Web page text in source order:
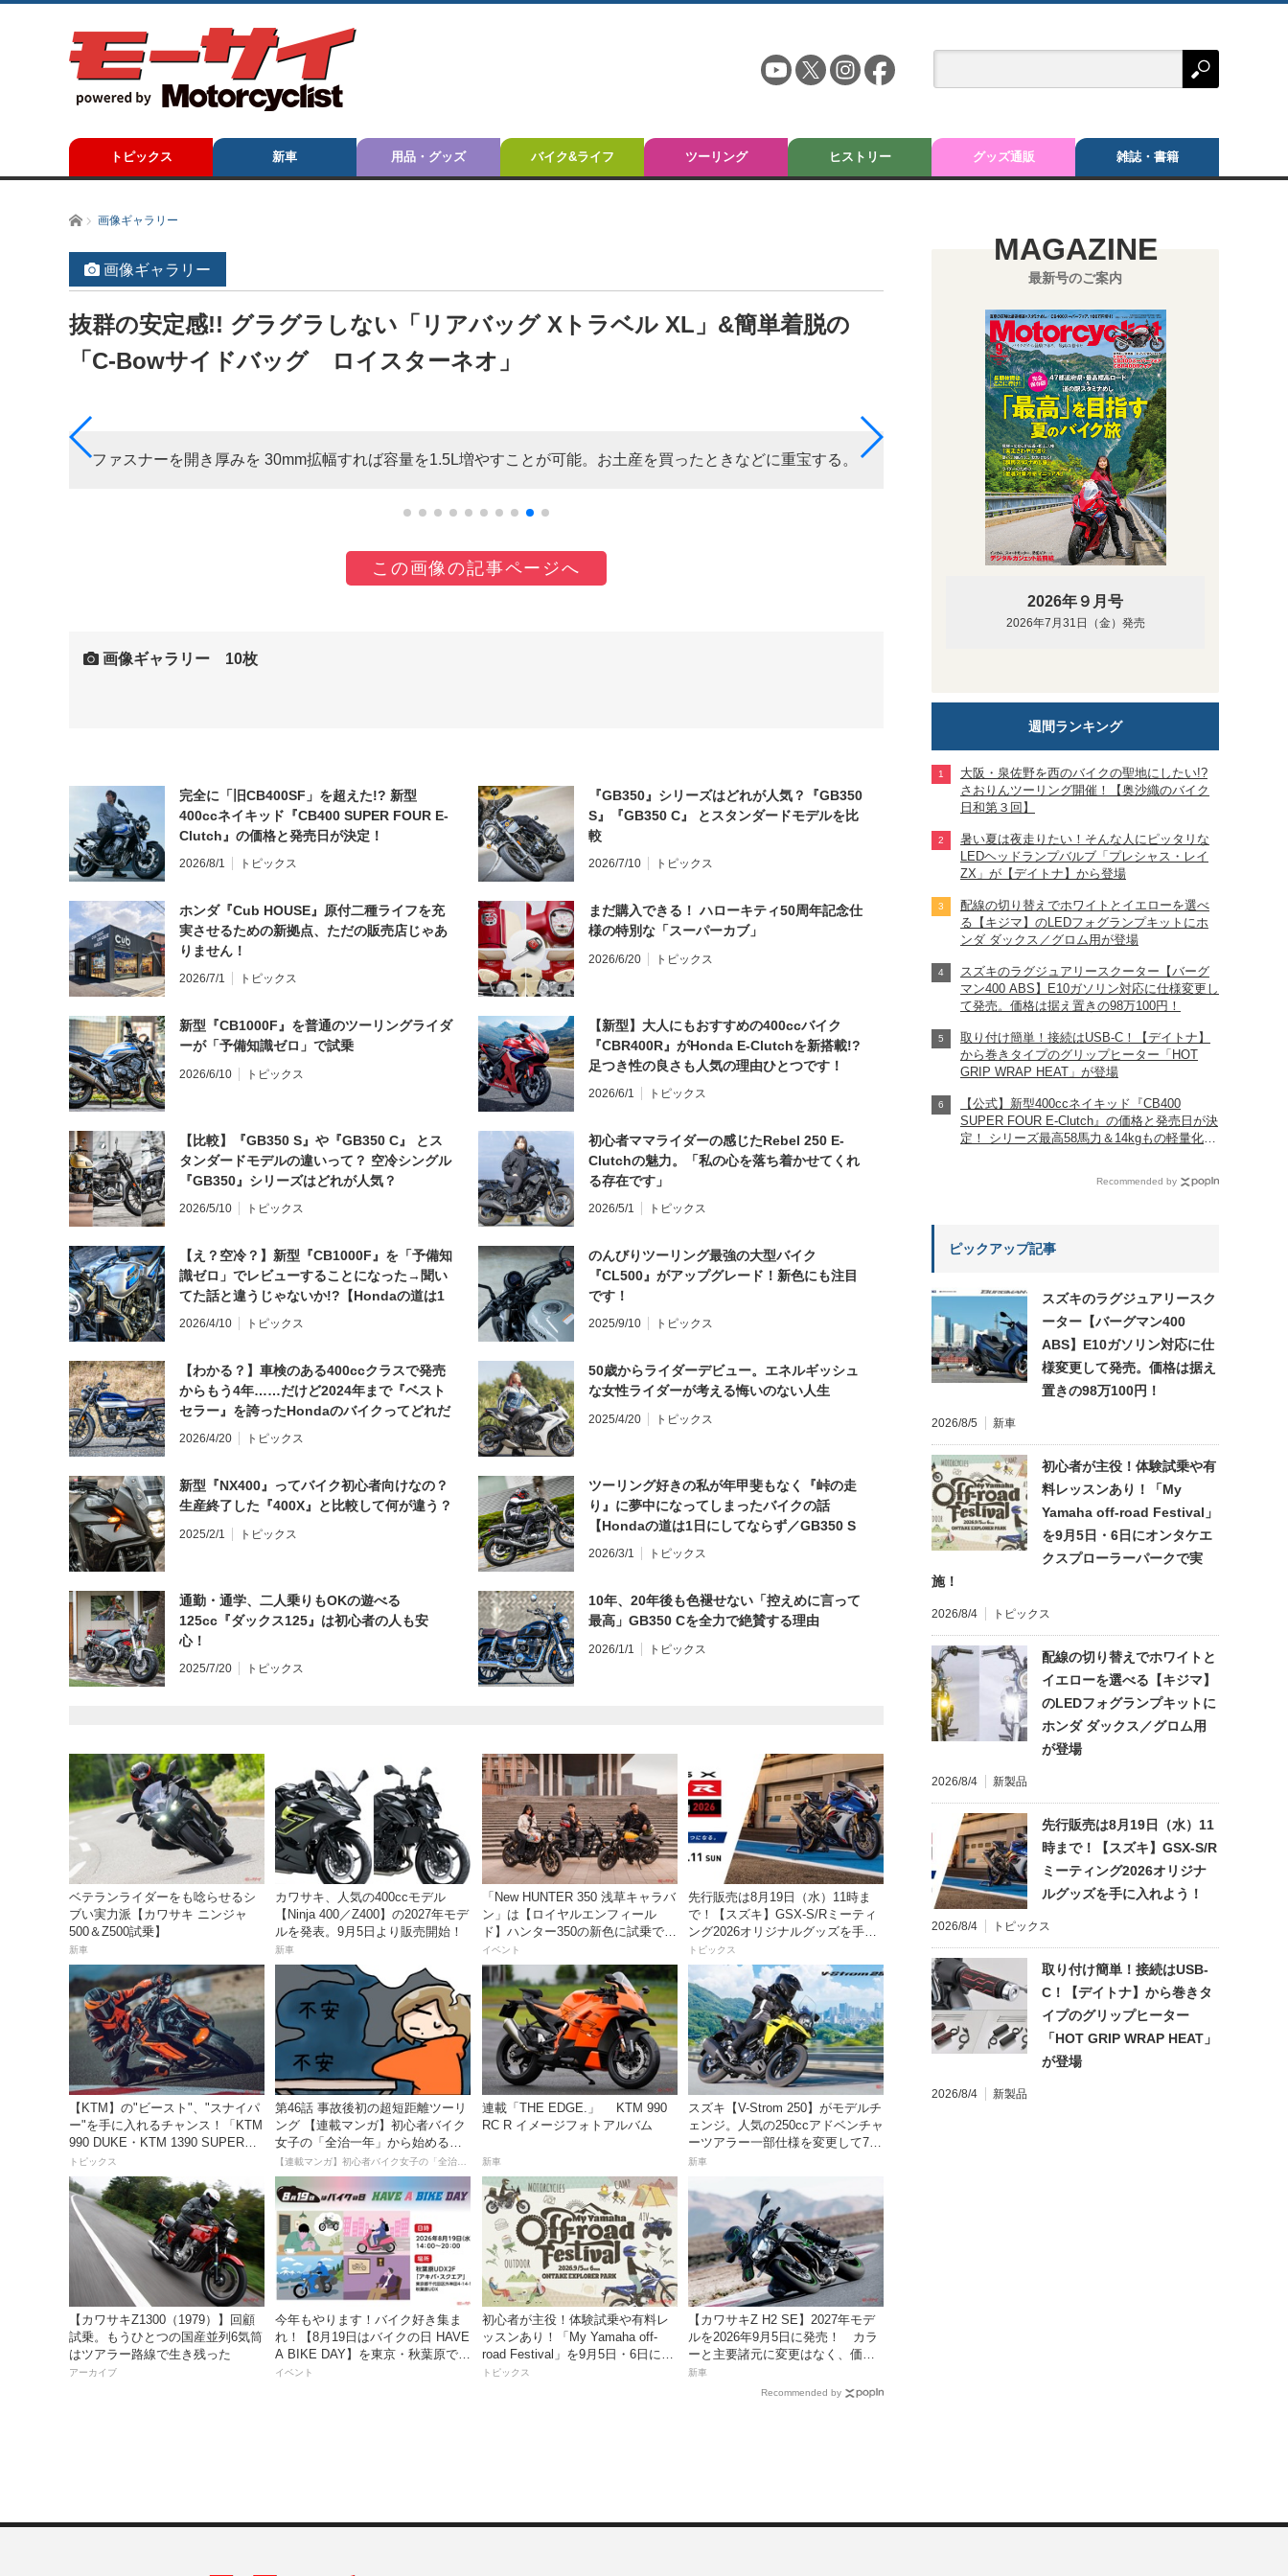
トピックス 新車 用品・グッズ バイク&ライフ ツーリング ヒストリー グッズ通販 雑誌・書籍
ホーム画像ギャラリー
画像ギャラリー
抜群の安定感!! グラグラしない「リアバッグ Xトラベル XL」&簡単着脱の
「C-Bowサイドバッグ ロイスターネオ」
ファスナーを開き厚みを 30mm拡幅すれば容量を1.5L増やすことが可能。お土産を買ったときなどに重宝する。
こちらもリアバッグ Xトラベル XL同様ロールトップ
で荷物の出し入れもしやすい。
この画像の記事ページへ
画像ギャラリー 10枚
完全に「旧CB400SF」を超えた!? 新型
400ccネイキッド『CB400 SUPER FOUR E-
Clutch』の価格と発売日が決定！
2026/8/1 トピックス
『GB350』シリーズはどれが人気？『GB350
S』『GB350 C』 とスタンダードモデルを比
較
2026/7/10 トピックス
ホンダ『Cub HOUSE』原付二種ライフを充
実させるための新拠点、ただの販売店じゃあ
りません！
2026/7/1 トピックス
まだ購入できる！ ハローキティ50周年記念仕
様の特別な「スーパーカブ」
2026/6/20 トピックス
新型『CB1000F』を普通のツーリングライダ
ーが「予備知識ゼロ」で試乗
2026/6/10 トピックス
【新型】大人にもおすすめの400ccバイク
『CBR400R』がHonda E-Clutchを新搭載!?
足つき性の良さも人気の理由ひとつです！
2026/6/1 トピックス
【比較】『GB350 S』や『GB350 C』 とス
タンダードモデルの違いって？ 空冷シングル
『GB350』シリーズはどれが人気？
2026/5/10 トピックス
初心者ママライダーの感じたRebel 250 E-
Clutchの魅力。「私の心を落ち着かせてくれ
る存在です」
2026/5/1 トピックス
【え？空冷？】新型『CB1000F』を「予備知
識ゼロ」でレビューすることになった→聞い
てた話と違うじゃないか!?【Hondaの道は1
日にしてならず／CB1000F ①第一印象 編】
2026/4/10 トピックス
のんびりツーリング最強の大型バイク
『CL500』がアップグレード！新色にも注目
です！
2025/9/10 トピックス
【わかる？】車検のある400ccクラスで発売
からもう4年……だけど2024年まで『ベスト
セラー』を誇ったHondaのバイクってどれだ
と思う？
2026/4/20 トピックス
50歳からライダーデビュー。エネルギッシュ
な女性ライダーが考える悔いのない人生
2025/4/20 トピックス
新型『NX400』ってバイク初心者向けなの？
生産終了した『400X』と比較して何が違う？
2025/2/1 トピックス
ツーリング好きの私が年甲斐もなく『峠の走
り』に夢中になってしまったバイクの話
【Hondaの道は1日にしてならず／GB350 S
インプレ・レビュー 前編】
2026/3/1 トピックス
通勤・通学、二人乗りもOKの遊べる
125cc『ダックス125』は初心者の人も安
心！
2025/7/20 トピックス
10年、20年後も色褪せない「控えめに言って
最高」GB350 Cを全力で絶賛する理由
2026/1/1 トピックス
ベテランライダーをも唸らせるシ
ブい実力派【カワサキ ニンジャ
500＆Z500試乗】
新車
カワサキ、人気の400ccモデル
【Ninja 400／Z400】の2027年モデ
ルを発表。9月5日より販売開始！
新車
「New HUNTER 350 浅草キャラバ
ン」は【ロイヤルエンフィール
ド】ハンター350の新色に試乗でき
るチャンス！
イベント
先行販売は8月19日（水）11時ま
で！【スズキ】GSX-S/Rミーティ
ング2026オリジナルグッズを手に
入れよう！
トピックス
【KTM】の"ビースト"、"スナイパ
ー"を手に入れるチャンス！「KTM
990 DUKE・KTM 1390 SUPER
DUKE R EVO 購入サポートキャン
ペーン」
トピックス
第46話 事故後初の超短距離ツーリ
ング 【連載マンガ】初心者バイク
女子の「全治一年」から始める起
死回生日記
連載「THE EDGE.」 KTM 990
RC R イメージフォトアルバム
新車
スズキ【V-Strom 250】がモデルチ
ェンジ。人気の250ccアドベンチャ
ーツアラー一部仕様を変更して7月
23日発売。価格68万5300円
新車
【カワサキZ1300（1979）】回顧
試乗。もうひとつの国産並列6気筒
はツアラー路線で生き残った
アーカイブ
今年もやります！バイク好き集ま
れ！【8月19日はバイクの日 HAVE
A BIKE DAY】を東京・秋葉原で開
催！
イベント
初心者が主役！体験試乗や有料レ
ッスンあり！「My Yamaha off-
road Festival」を9月5日・6日にオ
ンタケエクスプローラーパークで
トピックス
【カワサキZ H2 SE】2027年モデ
ルを2026年9月5日に発売！ カラ
ーと主要諸元に変更はなく、価格
は据え置きの247万5000円！
新車
Recommended by
MAGAZINE
最新号のご案内
2026年９月号
2026年7月31日（金）発売
週間ランキング
大阪・泉佐野を西のバイクの聖地にしたい!?
さおりんツーリング開催！【奥沙織のバイク
日和第３回】
暑い夏は夜走りたい！そんな人にピッタリな
LEDヘッドランプバルブ「プレシャス・レイ
ZX」が【デイトナ】から登場
配線の切り替えでホワイトとイエローを選べ
る【キジマ】のLEDフォグランプキットにホ
ンダ ダックス／グロム用が登場
スズキのラグジュアリースクーター【バーグ
マン400 ABS】E10ガソリン対応に仕様変更し
て発売。価格は据え置きの98万100円！
取り付け簡単！接続はUSB-C！【デイトナ】
から巻きタイプのグリップヒーター「HOT
GRIP WRAP HEAT」が登場
【公式】新型400ccネイキッド『CB400
SUPER FOUR E-Clutch』の価格と発売日が決
定！ シリーズ最高58馬力＆14kgもの軽量化!?
Recommended by
ピックアップ記事
スズキのラグジュアリースク
ーター【バーグマン400
ABS】E10ガソリン対応に仕
様変更して発売。価格は据え
置きの98万100円！
2026/8/5 新車
初心者が主役！体験試乗や有
料レッスンあり！「My
Yamaha off-road Festival」
を9月5日・6日にオンタケエ
クスプローラーパークで実
施！
2026/8/4 トピックス
配線の切り替えでホワイトと
イエローを選べる【キジマ】
のLEDフォグランプキットに
ホンダ ダックス／グロム用
が登場
2026/8/4 新製品
先行販売は8月19日（水）11
時まで！【スズキ】GSX-S/R
ミーティング2026オリジナ
ルグッズを手に入れよう！
2026/8/4 トピックス
取り付け簡単！接続はUSB-
C！【デイトナ】から巻きタ
イプのグリップヒーター
「HOT GRIP WRAP HEAT」
が登場
2026/8/4 新製品